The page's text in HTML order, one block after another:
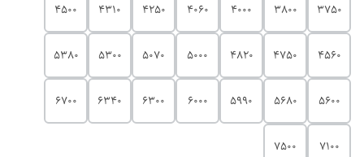
3750
3800
4000
4060
4250
4310
4500
4560
4750
4820
5000
5070
5300
5380
5600
5680
5990
6000
6300
6340
6700
7100
7500